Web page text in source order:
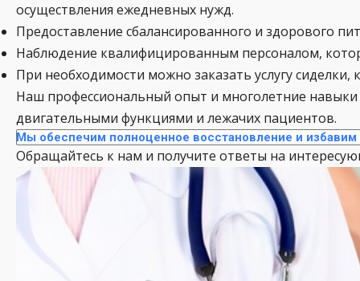
осуществления ежедневных нужд.
Предоставление сбалансированного и здорового
Наблюдение квалифицированным персоналом,
При необходимости можно заказать услугу
Наш профессиональный опыт и многолетние
двигательными функциями и лежачих пациентов.
Мы обеспечим полноценное восстановление и
Обращайтесь к нам и получите ответы на